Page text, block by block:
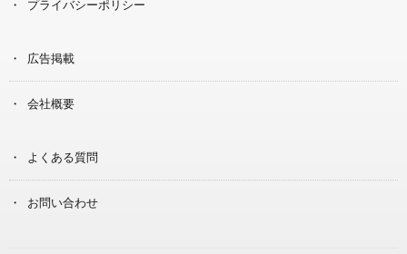
プライバシーポリシー
広告掲載
会社概要
よくある質問
お問い合わせ